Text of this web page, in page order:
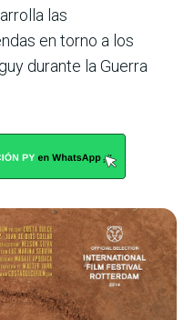
las
en torno a los
durante la Guerra